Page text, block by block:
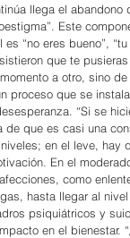
llega el
Este
es “no eres bueno”,
que te
a otro, sino
proceso que se
“Si se
de que es casi una
en el leve, hay
En el
como
hasta llegar al
psiquiátricos y
en el bienestar.